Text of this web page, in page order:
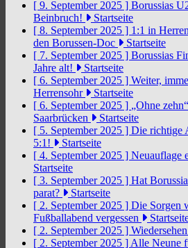
[ 9. September 2025 ] Borussias
Beinbruch!
Startseite
[ 8. September 2025 ] 1:1 in
den Borussen-Doc
Startseite
[ 7. September 2025 ] Borussias
Jahre alt!
Startseite
[ 6. September 2025 ] Weiter,
Herrensohr
Startseite
[ 6. September 2025 ] „Ohne
Saarbrücken
Startseite
[ 5. September 2025 ] Die richtige
5:1!
Startseite
[ 4. September 2025 ] Neuauflage
Startseite
[ 3. September 2025 ] Hat
parat?
Startseite
[ 2. September 2025 ] Die Sorgen
Fußballabend vergessen
[ 2. September 2025 ]
[ 2. September 2025 ] Alle Neune